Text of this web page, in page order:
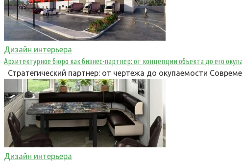
Дизайн интерьера
Архитектурное бюро как бизнес-партнер: от концепции объекта до его
Стратегический партнер: от чертежа до окупаемости
Дизайн интерьера